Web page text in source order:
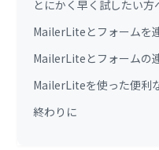
とにかく早く試したい方
MailerLiteとフォームを
MailerLiteとフォームの
MailerLiteを使った便利
終わりに